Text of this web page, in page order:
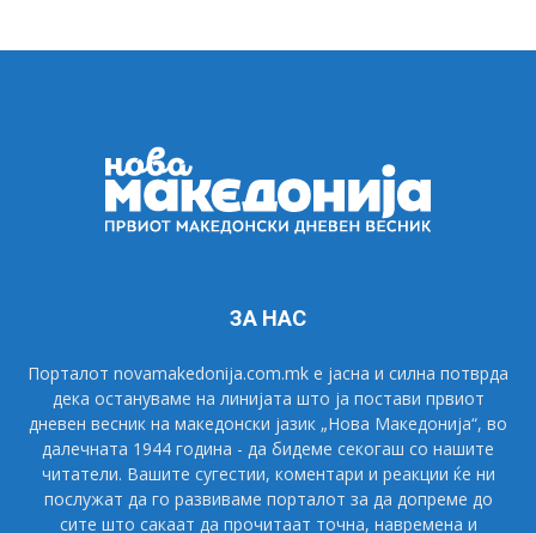
ЗА НАС
Порталот novamakedonija.com.mk е јасна и силна потврда
дека остануваме на линијата што ја постави првиот
дневен весник на македонски јазик „Нова Македонија“, во
далечната 1944 година - да бидеме секогаш со нашите
читатели. Вашите сугестии, коментари и реакции ќе ни
послужат да го развиваме порталот за да допреме до
сите што сакаат да прочитаат точна, навремена и